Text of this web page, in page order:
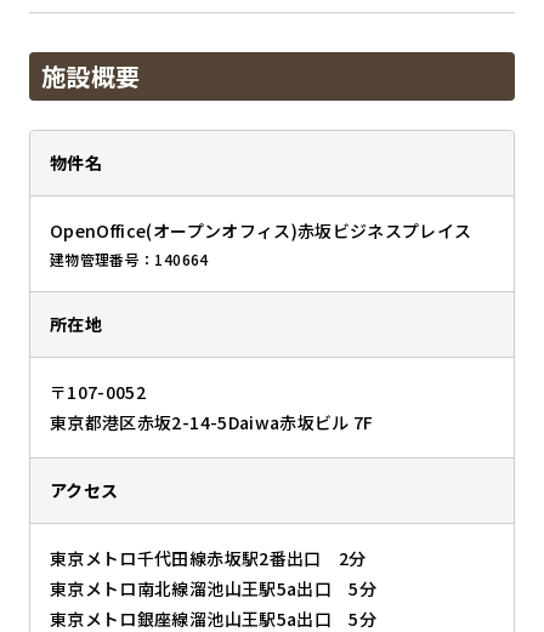
施設概要
物件名
OpenOffice(オープンオフィス)赤坂ビジネスプレイス
建物管理番号：140664
所在地
〒107-0052
東京都港区赤坂2-14-5Daiwa赤坂ビル 7F
アクセス
東京メトロ千代田線赤坂駅2番出口 2分
東京メトロ南北線溜池山王駅5a出口 5分
東京メトロ銀座線溜池山王駅5a出口 5分